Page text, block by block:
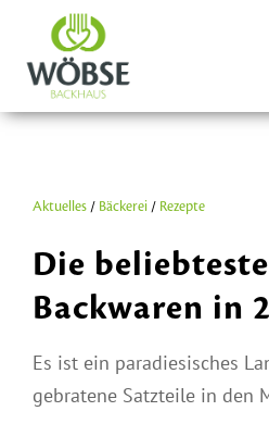
springen
Aktuelles/ Bäckerei/ Rezepte
Die
Backwaren in
Es ist ein paradiesisches
gebratene Satzteile in den